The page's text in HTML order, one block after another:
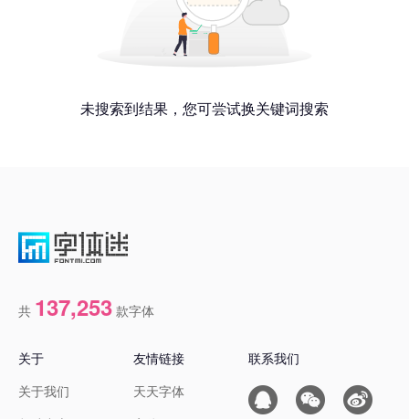
未搜索到结果，您可尝试换关键词搜索
共 137,253 款字体
关于
关于我们
友情链接
天天字体
联系我们